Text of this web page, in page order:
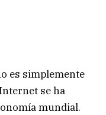
es simplemente
se ha
mundial.